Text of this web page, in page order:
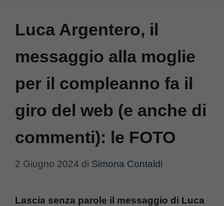
Luca Argentero, il
messaggio alla moglie
per il compleanno fa il
giro del web (e anche di
commenti): le FOTO
2 Giugno 2024 di Simona Contaldi
Lascia senza parole il messaggio di Luca